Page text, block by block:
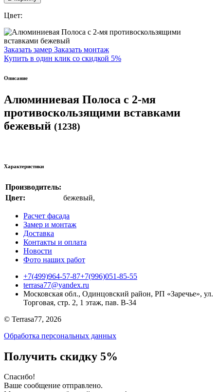
Цвет:
Заказать замер Заказать монтаж
Купить в один клик со скидкой 5%
Описание
Алюминиевая Полоса с 2-мя
противоскользящими вставками
бежевый (1238)
Характеристики
Производитель:
Цвет:
бежевый,
Расчет фасада
Замер и монтаж
Доставка
Контакты и оплата
Новости
Фото наших работ
+7(499)964-57-87+7(996)051-85-55
terrasa77@yandex.ru
Московская обл., Одинцовский район, РП «Заречье», ул.
Торговая, стр. 2, 1 этаж, пав. B-34
© Terrasa77, 2026
Обработка персональных данных
Получить скидку 5%
Cпасибо!
Ваше сообщение отправлено.